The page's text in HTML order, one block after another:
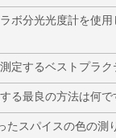
ボ分光光度計を使
定するベストプラク
る最良の方法は何で
たスパイスの色の測